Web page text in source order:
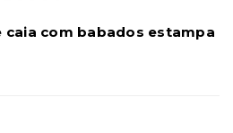
com babados estampa